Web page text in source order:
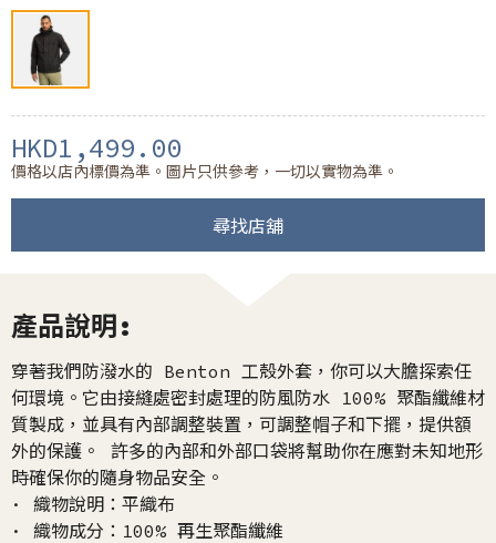
HKD1,499.00
價格以店內標價為準。圖片只供參考，一切以實物為準。
尋找店舖
產品說明:
穿著我們防潑水的 Benton 工殼外套，你可以大膽探索任
何環境。它由接縫處密封處理的防風防水 100% 聚酯纖維材
質製成，並具有內部調整裝置，可調整帽子和下擺，提供額
外的保護。 許多的內部和外部口袋將幫助你在應對未知地形
時確保你的隨身物品安全。
· 織物說明：平織布
· 織物成分：100% 再生聚酯纖維